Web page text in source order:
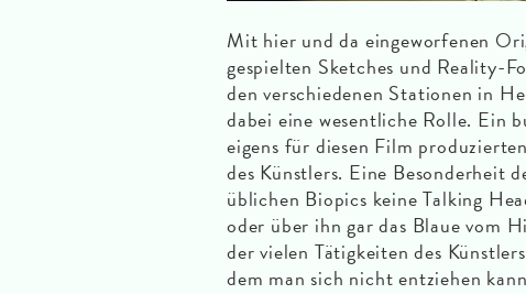
Mit hier und da eingeworfenen
gespielten Sketches und Reality-
den verschiedenen Stationen in
dabei eine wesentliche Rolle. Ein
eigens für diesen Film
des Künstlers. Eine Besonderheit
üblichen Biopics keine Talking
oder über ihn gar das Blaue vom
der vielen Tätigkeiten des
dem man sich nicht entziehen